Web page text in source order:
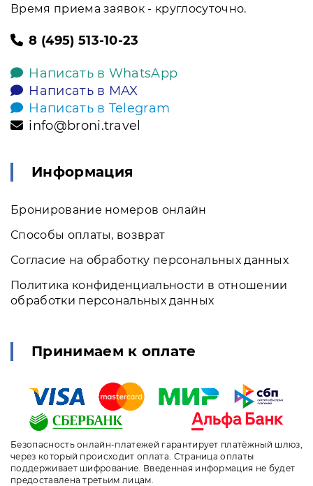
Время приема заявок - круглосуточно.
8 (495) 513-10-23
Написать в WhatsApp
Написать в MAX
Написать в Telegram
info@broni.travel
Информация
Бронирование номеров онлайн
Способы оплаты, возврат
Согласие на обработку персональных данных
Политика конфиденциальности в отношении
обработки персональных данных
Принимаем к оплате
Безопасность онлайн-платежей гарантирует платёжный шлюз,
через который происходит оплата. Страница оплаты
поддерживает шифрование. Введенная информация не будет
предоставлена третьим лицам.